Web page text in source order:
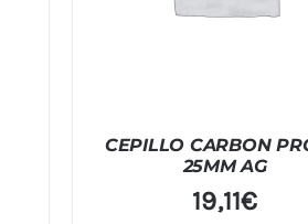
CEPILLO CARBON
25MM AG
19,11€